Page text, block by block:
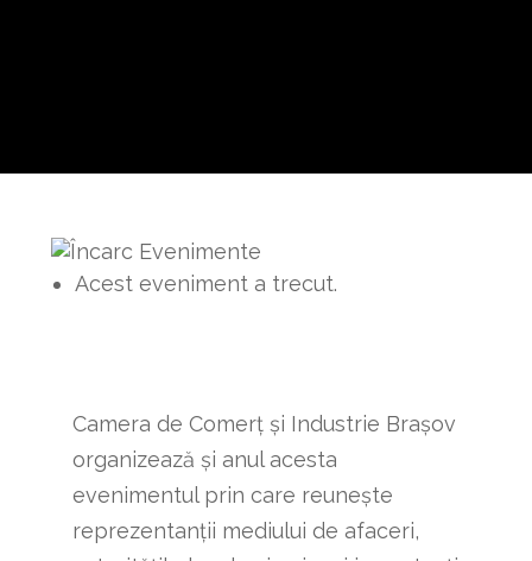
Acest eveniment a trecut.
Camera de Comerț și Industrie Brașov
organizează şi anul acesta
evenimentul prin care reuneşte
reprezentanţii mediului de afaceri,